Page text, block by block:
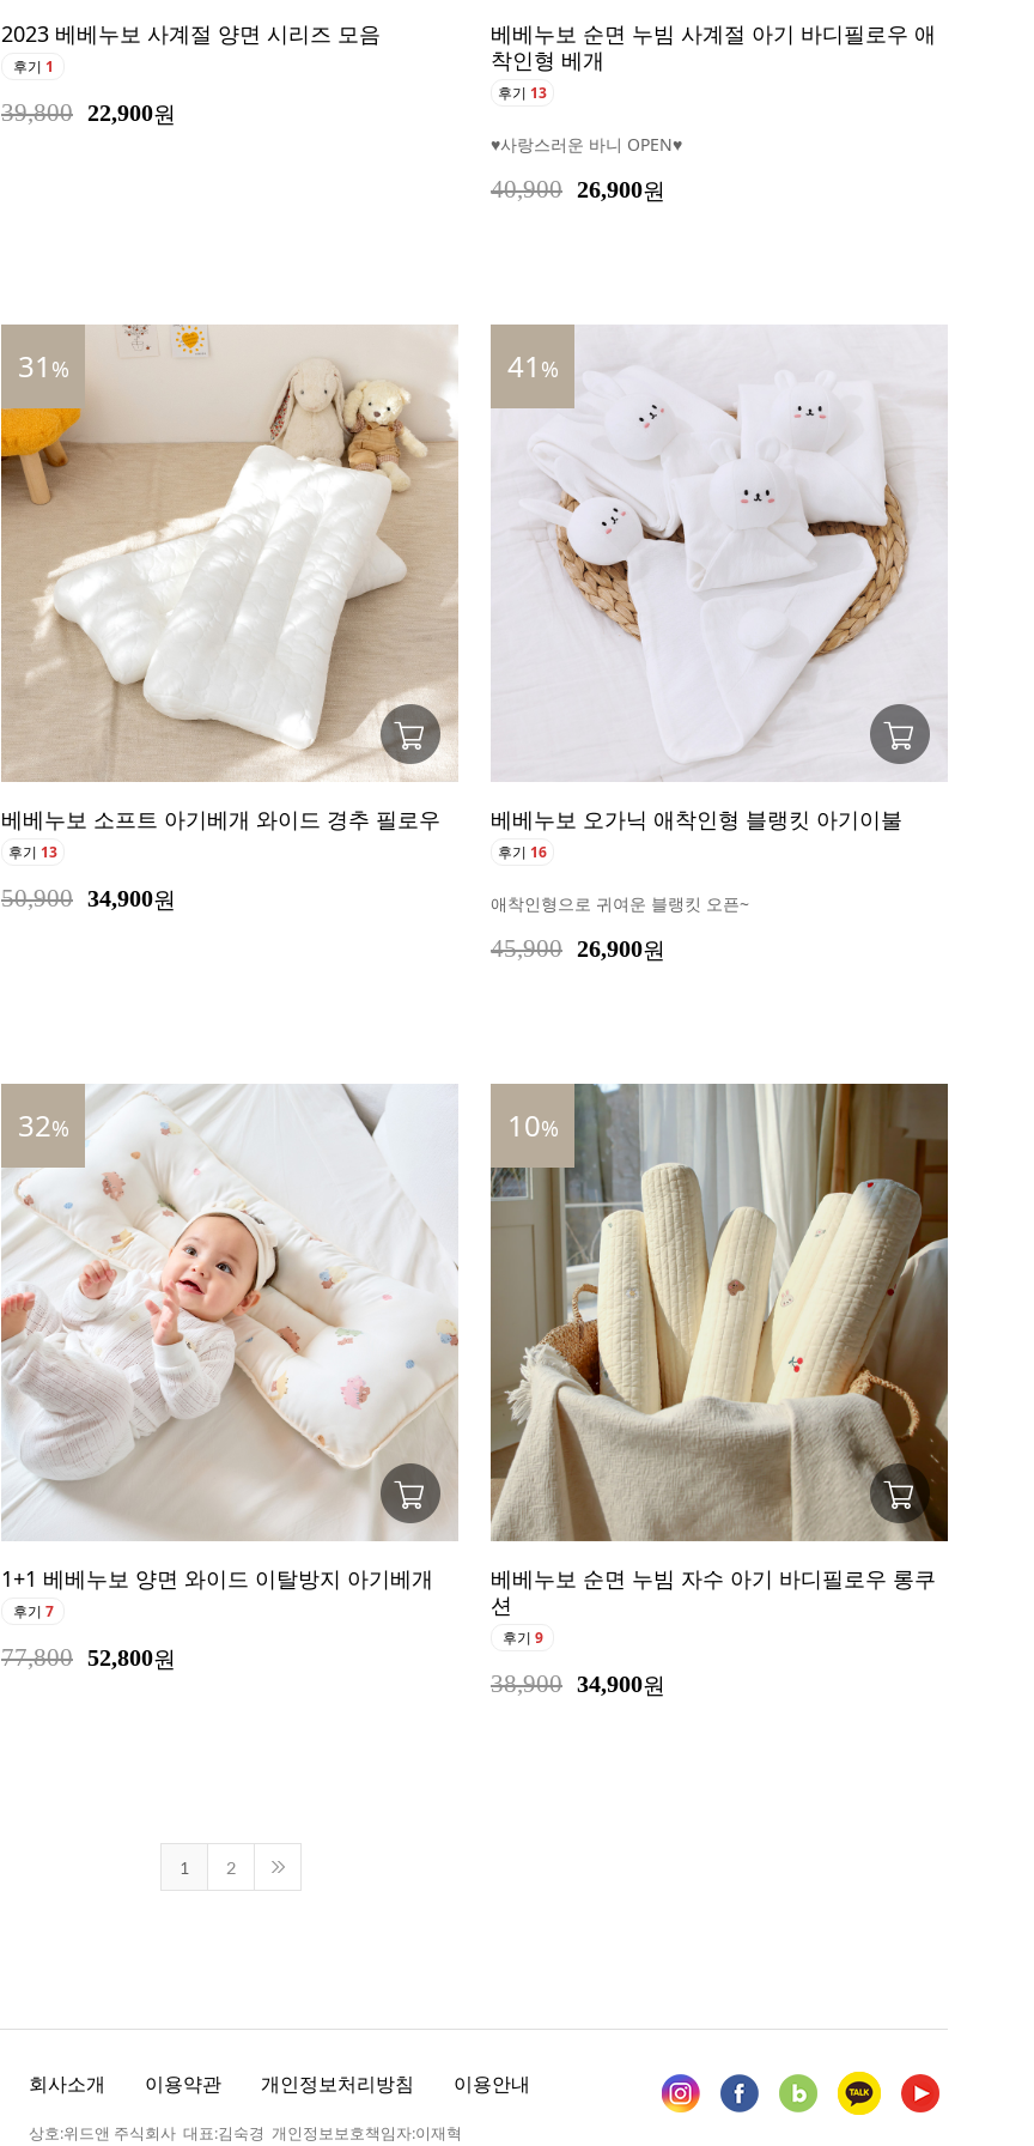
2023 베베누보 사계절 양면 시리즈 모음
후기 1
39,800 22,900원
베베누보 순면 누빔 사계절 아기 바디필로우 애
착인형 베개
후기 13
♥사랑스러운 바니 OPEN♥
40,900 26,900원
31 %
베베누보 소프트 아기베개 와이드 경추 필로우
후기 13
50,900 34,900원
41 %
베베누보 오가닉 애착인형 블랭킷 아기이불
후기 16
애착인형으로 귀여운 블랭킷 오픈~
45,900 26,900원
32%
1+1 베베누보 양면 와이드 이탈방지 아기베개
후기 7
77,800 52,800원
10%
베베누보 순면 누빔 자수 아기 바디필로우 롱쿠
션
후기 9
38,900 34,900원
1 2
회사소개 이용약관 개인정보처리방침 이용안내
상호:위드앤 주식회사 대표:김숙경 개인정보보호책임자:이재혁